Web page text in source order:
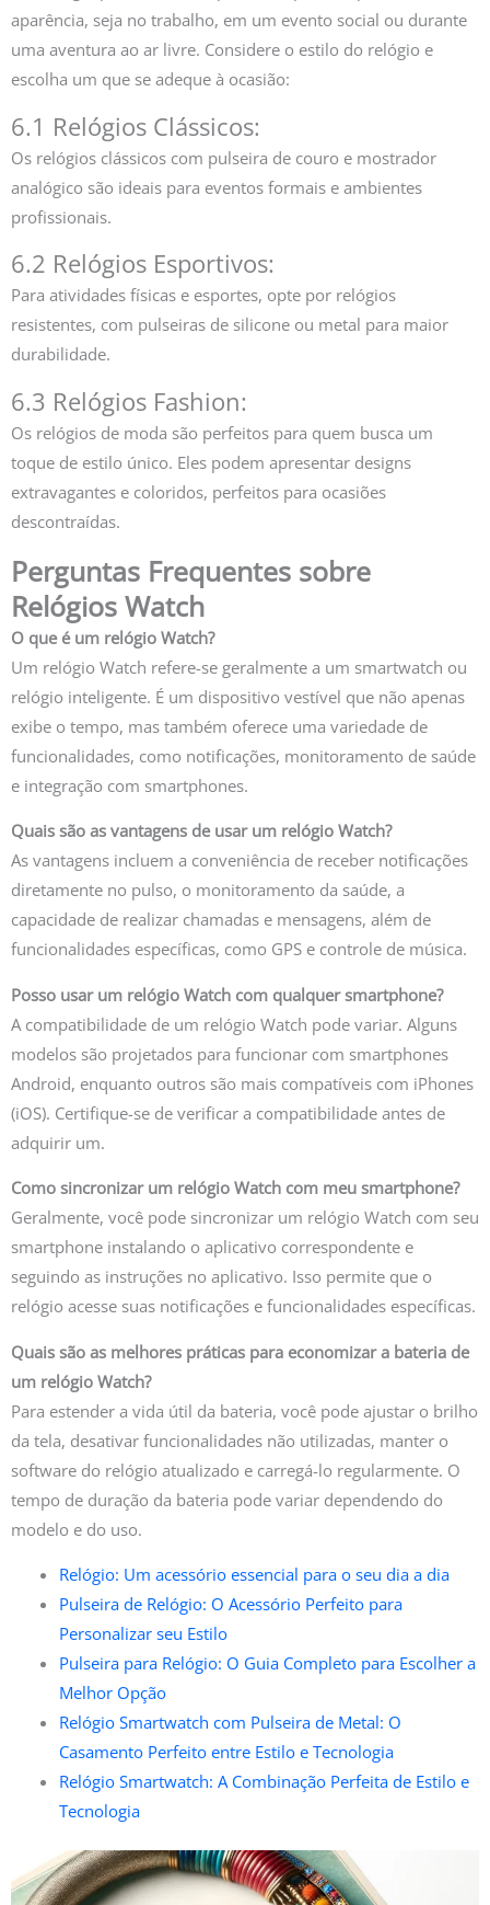
aparência, seja no trabalho, em um evento social ou durante
uma aventura ao ar livre. Considere o estilo do relógio e
escolha um que se adeque à ocasião:
6.1 Relógios Clássicos:
Os relógios clássicos com pulseira de couro e mostrador
analógico são ideais para eventos formais e ambientes
profissionais.
6.2 Relógios Esportivos:
Para atividades físicas e esportes, opte por relógios
resistentes, com pulseiras de silicone ou metal para maior
durabilidade.
6.3 Relógios Fashion:
Os relógios de moda são perfeitos para quem busca um
toque de estilo único. Eles podem apresentar designs
extravagantes e coloridos, perfeitos para ocasiões
descontraídas.
Perguntas Frequentes sobre
Relógios Watch
O que é um relógio Watch?
Um relógio Watch refere-se geralmente a um smartwatch ou
relógio inteligente. É um dispositivo vestível que não apenas
exibe o tempo, mas também oferece uma variedade de
funcionalidades, como notificações, monitoramento de saúde
e integração com smartphones.
Quais são as vantagens de usar um relógio Watch?
As vantagens incluem a conveniência de receber notificações
diretamente no pulso, o monitoramento da saúde, a
capacidade de realizar chamadas e mensagens, além de
funcionalidades específicas, como GPS e controle de música.
Posso usar um relógio Watch com qualquer smartphone?
A compatibilidade de um relógio Watch pode variar. Alguns
modelos são projetados para funcionar com smartphones
Android, enquanto outros são mais compatíveis com iPhones
(iOS). Certifique-se de verificar a compatibilidade antes de
adquirir um.
Como sincronizar um relógio Watch com meu smartphone?
Geralmente, você pode sincronizar um relógio Watch com seu
smartphone instalando o aplicativo correspondente e
seguindo as instruções no aplicativo. Isso permite que o
relógio acesse suas notificações e funcionalidades específicas.
Quais são as melhores práticas para economizar a bateria de
um relógio Watch?
Para estender a vida útil da bateria, você pode ajustar o brilho
da tela, desativar funcionalidades não utilizadas, manter o
software do relógio atualizado e carregá-lo regularmente. O
tempo de duração da bateria pode variar dependendo do
modelo e do uso.
Relógio: Um acessório essencial para o seu dia a dia
Pulseira de Relógio: O Acessório Perfeito para
Personalizar seu Estilo
Pulseira para Relógio: O Guia Completo para Escolher a
Melhor Opção
Relógio Smartwatch com Pulseira de Metal: O
Casamento Perfeito entre Estilo e Tecnologia
Relógio Smartwatch: A Combinação Perfeita de Estilo e
Tecnologia